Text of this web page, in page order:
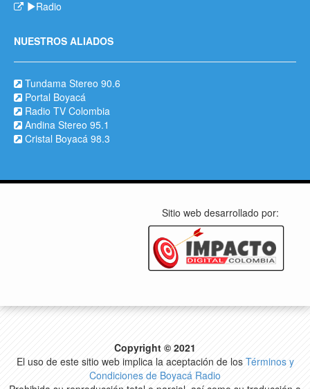
Radio
NUESTROS ALIADOS
Tundama Stereo 90.6
Portal Boyacá
Radio TV Colombia
Andina Stereo 95.1
Cristal Boyacá 98.3
Sitio web desarrollado por:
Copyright © 2021
El uso de este sitio web implica la aceptación de los Términos y
Condiciones de Boyacá Radio